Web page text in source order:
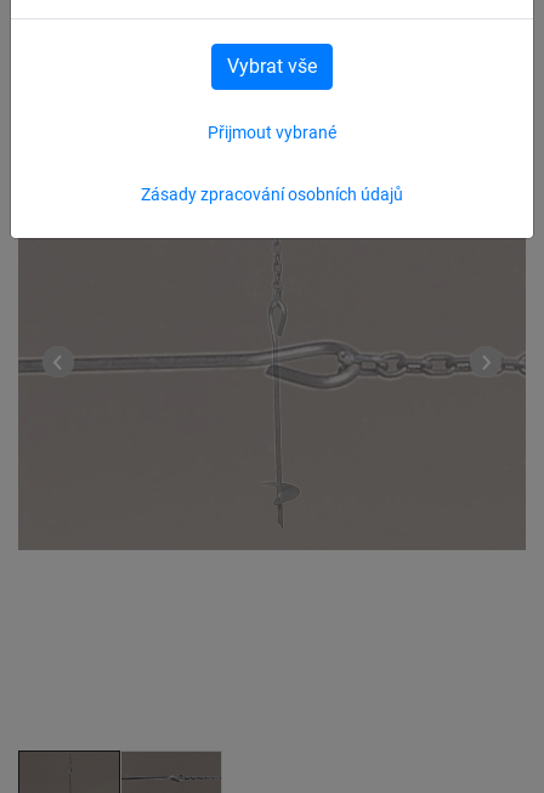
Zásady zpracování osobních údajů
Přijmout vybrané
Vybrat vše